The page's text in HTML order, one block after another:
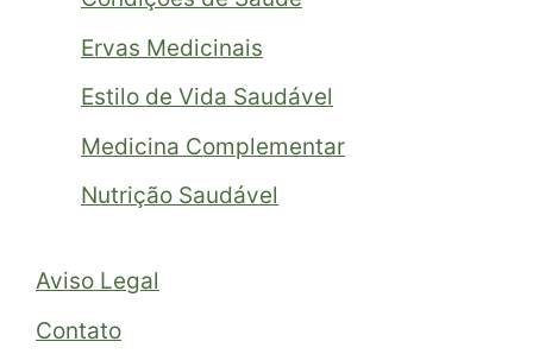
Ervas Medicinais
Estilo de Vida Saudável
Medicina Complementar
Nutrição Saudável
Aviso Legal
Contato